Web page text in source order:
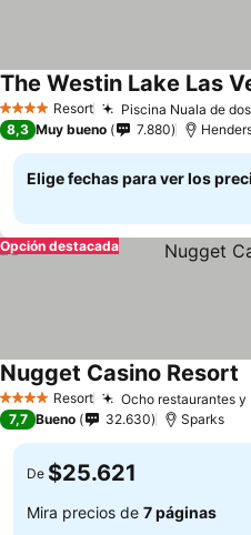
4 EstrellasResort Piscina Nuala de
The Westin Lake Las
8,3 Muy bueno 7.880
Elige fechas para ver los
Opción destacada
4 EstrellasResort Ocho restaurantes y
Nugget Casino Resort
7,7 Bueno 32.630 Sparks
De $25.621
Mira precios de 7 páginas